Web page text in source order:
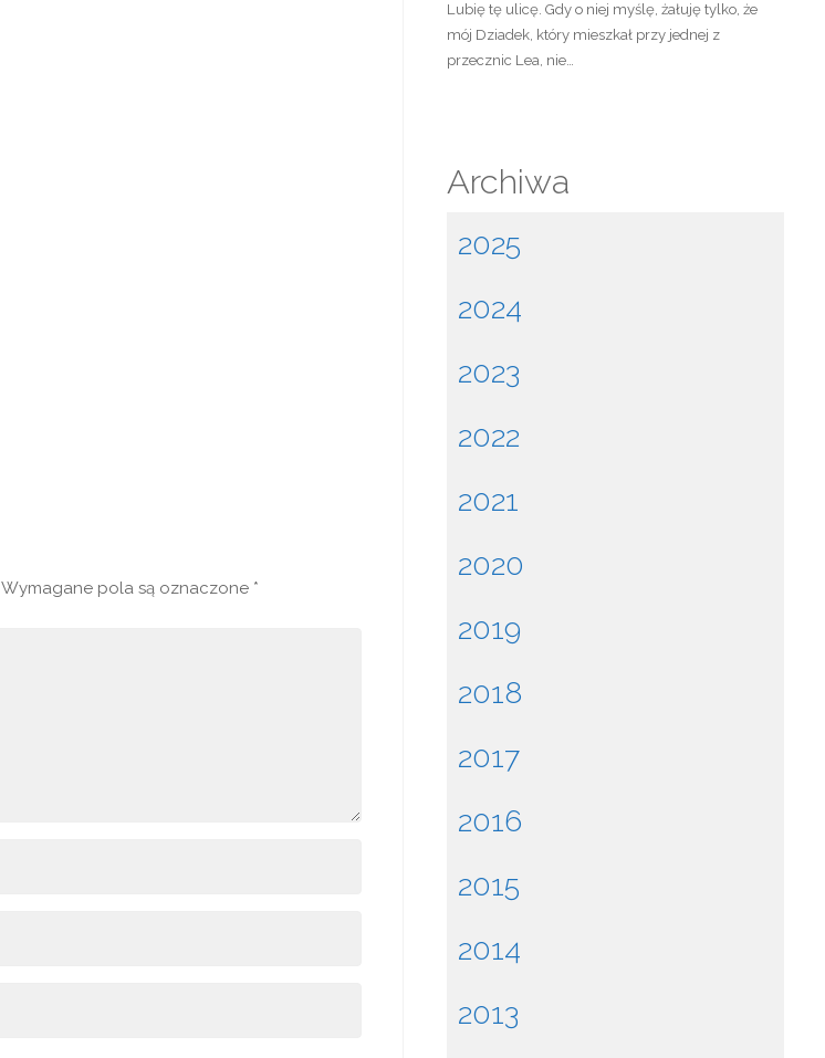
Wymagane pola są oznaczone *
Lubię tę ulicę. Gdy o niej myślę, żałuję tylko, że
mój Dziadek, który mieszkał przy jednej z
przecznic Lea, nie…
Archiwa
2025
2024
2023
2022
2021
2020
2019
2018
2017
2016
2015
2014
2013